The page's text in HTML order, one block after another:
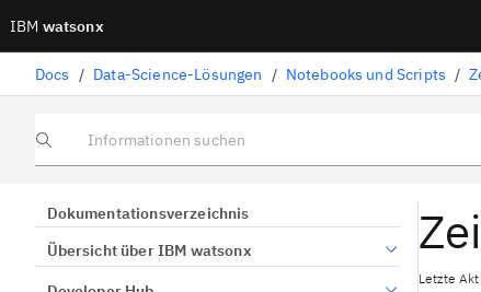
IBM watsonx
Docs / Data-Science-Lösungen / Notebooks und Scripts /
Informationen suchen
Dokumentationsverzeichnis
Übersicht über IBM watsonx
Letzte